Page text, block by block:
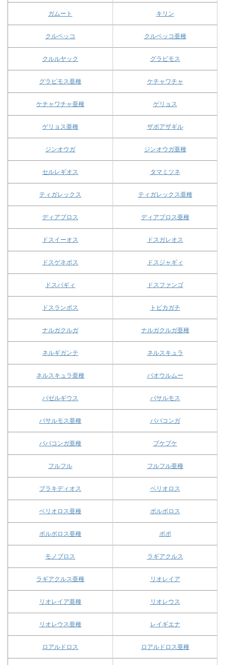
ガムート キリン
クルペッコ クルペッコ亜種
クルルヤック グラビモス
グラビモス亜種 ケチャワチャ
ケチャワチャ亜種 ゲリョス
ゲリョス亜種 ザボアザギル
ジンオウガ ジンオウガ亜種
セルレギオス タマミツネ
ティガレックス ティガレックス亜種
ディアブロス ディアブロス亜種
ドスイーオス ドスガレオス
ドスゲネポス ドスジャギィ
ドスバギィ ドスファンゴ
ドスランポス トビカガチ
ナルガクルガ ナルガクルガ亜種
ネルギガンテ ネルスキュラ
ネルスキュラ亜種 パオウルムー
バゼルギウス バサルモス
バサルモス亜種 ババコンガ
ババコンガ亜種 プケプケ
フルフル フルフル亜種
ブラキディオス ベリオロス
ベリオロス亜種 ボルボロス
ボルボロス亜種 ポポ
モノブロス ラギアクルス
ラギアクルス亜種 リオレイア
リオレイア亜種 リオレウス
リオレウス亜種 レイギエナ
ロアルドロス ロアルドロス亜種